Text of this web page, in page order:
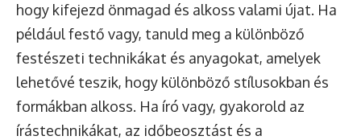
hogy kifejezd önmagad és alkoss valami újat. Ha
például festő vagy, tanuld meg a különböző
festészeti technikákat és anyagokat, amelyek
lehetővé teszik, hogy különböző stílusokban és
formákban alkoss. Ha író vagy, gyakorold az
írástechnikákat, az időbeosztást és a